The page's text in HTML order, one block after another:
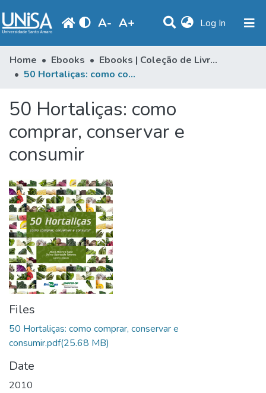
A- A+ Log In (current)
Statistics
Communities & Collections
Browse
Produção Docente
Library
Periodicals
Home Ebooks
Ebooks | Coleção de Livros
50 Hortaliças: como comprar, conservar e consumir
50 Hortaliças: como
comprar, conservar e
consumir
Files
50 Hortaliças: como comprar, conservar e
consumir.pdf(25.68 MB)
Date
2010